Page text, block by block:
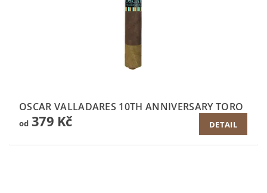
OSCAR VALLADARES 10TH ANNIVERSARY TORO
od379 Kč DETAIL